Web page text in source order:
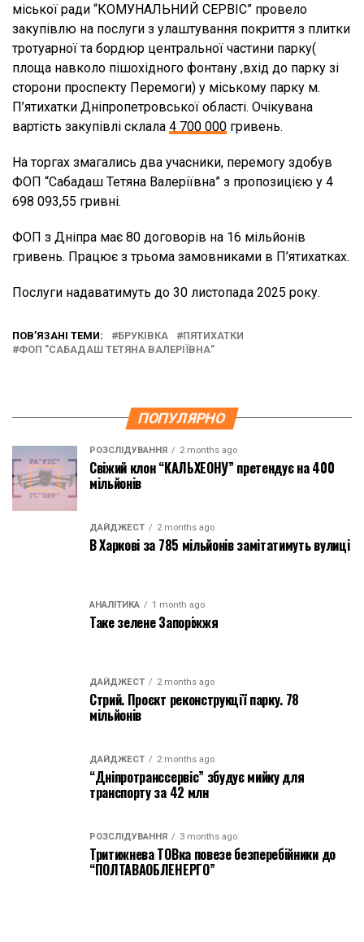
міської ради “КОМУНАЛЬНИЙ СЕРВІС” провело
закупівлю на послуги з улаштування покриття з плитки
тротуарної та бордюр центральної частини парку(
площа навколо пішохідного фонтану ,вхід до парку зі
сторони проспекту Перемоги) у міському парку м.
П’ятихатки Дніпропетровської області. Очікувана
вартість закупівлі склала 4 700 000 гривень.
На торгах змагались два учасники, перемогу здобув
ФОП “Сабадаш Тетяна Валеріївна” з пропозицією у 4
698 093,55 гривні.
ФОП з Дніпра має 80 договорів на 16 мільйонів
гривень. Працює з трьома замовниками в П’ятихатках.
Послуги надаватимуть до 30 листопада 2025 року.
ПОВ’ЯЗАНІ ТЕМИ: БРУКІВКА
ПЯТИХАТКИ
ФОП "САБАДАШ ТЕТЯНА ВАЛЕРІЇВНА"
ПОПУЛЯРНО
РОЗСЛІДУВАННЯ 2 months ago
Свіжий клон “КАЛЬХЕОНУ” претендує на 400
мільйонів
ДАЙДЖЕСТ 2 months ago
В Харкові за 785 мільйонів замітатимуть вулиці
АНАЛІТИКА 1 month ago
Таке зелене Запоріжжя
ДАЙДЖЕСТ 2 months ago
Стрий. Проєкт реконструкції парку. 78
мільйонів
ДАЙДЖЕСТ 2 months ago
“Дніпротранссервіс” збудує мийку для
транспорту за 42 млн
РОЗСЛІДУВАННЯ 3 months ago
Тритижнева ТОВка повезе безперебійники до
“ПОЛТАВАОБЛЕНЕРГО”